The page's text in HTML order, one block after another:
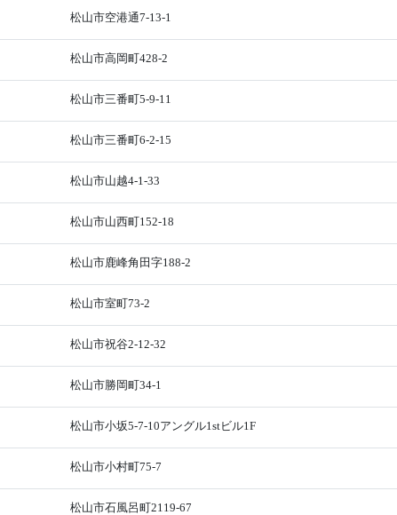
松山市空港通7-13-1
松山市高岡町428-2
松山市三番町5-9-11
松山市三番町6-2-15
松山市山越4-1-33
松山市山西町152-18
松山市鹿峰角田字188-2
松山市室町73-2
松山市祝谷2-12-32
松山市勝岡町34-1
松山市小坂5-7-10アングル1stビル1F
松山市小村町75-7
松山市石風呂町2119-67